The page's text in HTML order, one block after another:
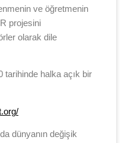
ve öğretmenin
projesini
olarak dile
tarihinde halka açık bir
dünyanın değişik